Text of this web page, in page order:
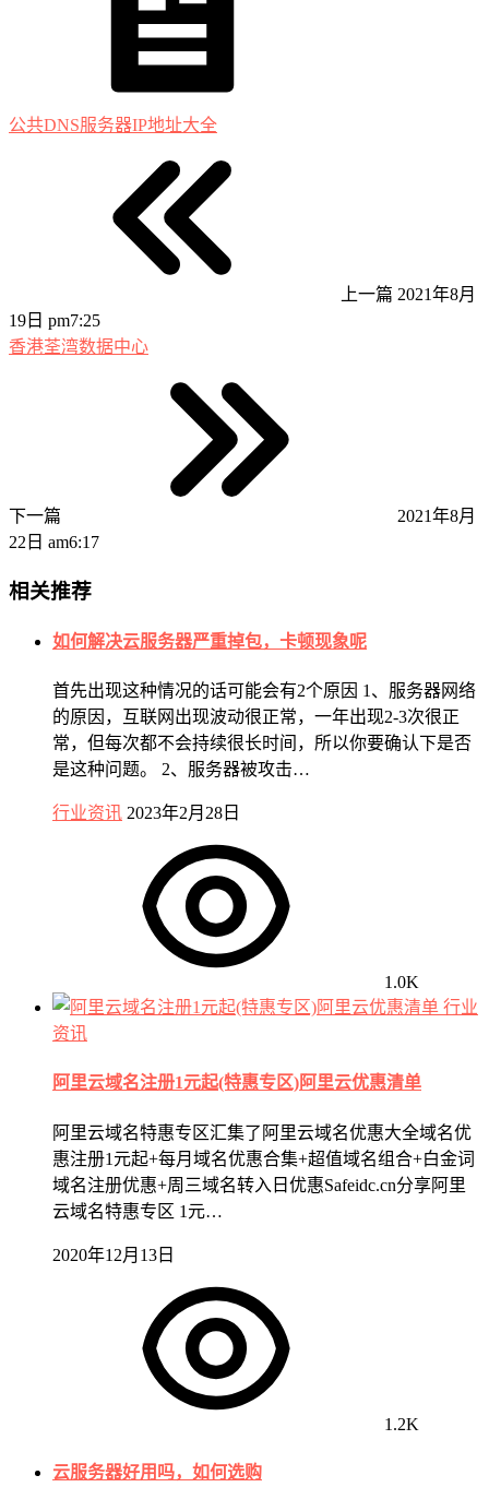
公共DNS服务器IP地址大全
上一篇 2021年8月
19日 pm7:25
香港荃湾数据中心
下一篇
2021年8月
22日 am6:17
相关推荐
如何解决云服务器严重掉包，卡顿现象呢
首先出现这种情况的话可能会有2个原因 1、服务器网络
的原因，互联网出现波动很正常，一年出现2-3次很正
常，但每次都不会持续很长时间，所以你要确认下是否
是这种问题。 2、服务器被攻击…
行业资讯 2023年2月28日
1.0K
行业
资讯
阿里云域名注册1元起(特惠专区)阿里云优惠清单
阿里云域名特惠专区汇集了阿里云域名优惠大全域名优
惠注册1元起+每月域名优惠合集+超值域名组合+白金词
域名注册优惠+周三域名转入日优惠Safeidc.cn分享阿里
云域名特惠专区 1元…
2020年12月13日
1.2K
云服务器好用吗，如何选购